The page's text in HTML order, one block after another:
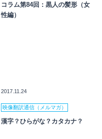
コラム第84回：黒人の髪形（女
性編）
2017.11.24
映像翻訳通信（メルマガ）
漢字？ひらがな？カタカナ？